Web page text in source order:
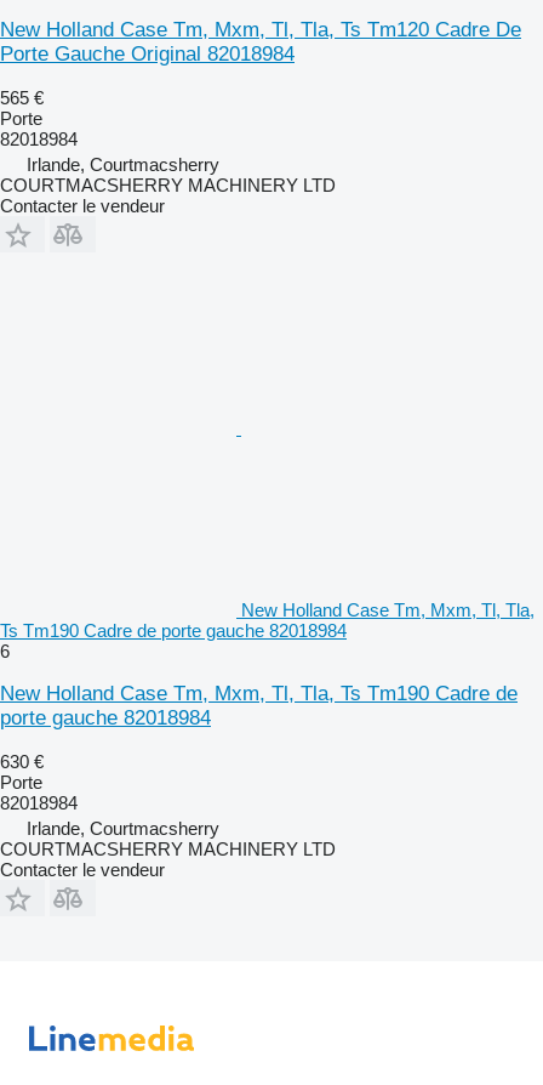
New Holland Case Tm, Mxm, Tl, Tla, Ts Tm120 Cadre De
Porte Gauche Original 82018984
565 €
Porte
82018984
Irlande, Courtmacsherry
COURTMACSHERRY MACHINERY LTD
Contacter le vendeur
New Holland Case Tm, Mxm, Tl, Tla,
Ts Tm190 Cadre de porte gauche 82018984
6
New Holland Case Tm, Mxm, Tl, Tla, Ts Tm190 Cadre de
porte gauche 82018984
630 €
Porte
82018984
Irlande, Courtmacsherry
COURTMACSHERRY MACHINERY LTD
Contacter le vendeur